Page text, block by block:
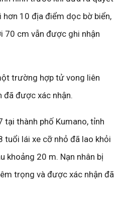
10 địa điểm dọc bờ biển,
70 cm vẫn được ghi nhận
trường hợp tử vong liên
đã được xác nhận.
thành phố Kumano, tỉnh
tuổi lái xe cỡ nhỏ đã lao khỏi
khoảng 20 m. Nạn nhân bị
trọng và được xác nhận đã